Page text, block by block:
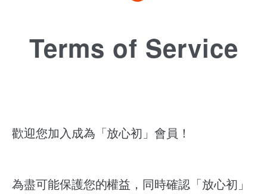
Terms of Service
歡迎您加入成為「放心初」會員！
為盡可能保護您的權益，同時確認「放心初」